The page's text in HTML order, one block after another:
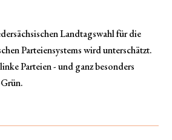
Landtagswahl für die
Parteiensystems wird unterschätzt.
Parteien - und ganz besonders